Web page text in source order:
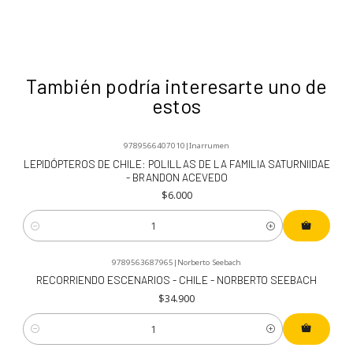
También podría interesarte uno de
estos
9789566407010 |Inarrumen
LEPIDÓPTEROS DE CHILE: POLILLAS DE LA FAMILIA SATURNIIDAE
- BRANDON ACEVEDO
$6.000
Cantidad
9789563687965 | Norberto Seebach
RECORRIENDO ESCENARIOS - CHILE - NORBERTO SEEBACH
$34.900
Cantidad